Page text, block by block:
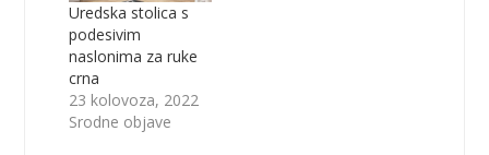
Uredska stolica s
podesivim
naslonima za ruke
crna
23 kolovoza, 2022
Srodne objave